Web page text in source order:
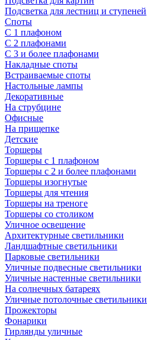
Подсветка для лестниц и ступеней
Споты
С 1 плафоном
С 2 плафонами
С 3 и более плафонами
Накладные споты
Встраиваемые споты
Настольные лампы
Декоративные
На струбцине
Офисные
На прищепке
Детские
Торшеры
Торшеры с 1 плафоном
Торшеры с 2 и более плафонами
Торшеры изогнутые
Торшеры для чтения
Торшеры на треноге
Торшеры со столиком
Уличное освещение
Архитектурные светильники
Ландшафтные светильники
Парковые светильники
Уличные подвесные светильники
Уличные настенные светильники
На солнечных батареях
Уличные потолочные светильники
Прожекторы
Фонарики
Гирлянды уличные